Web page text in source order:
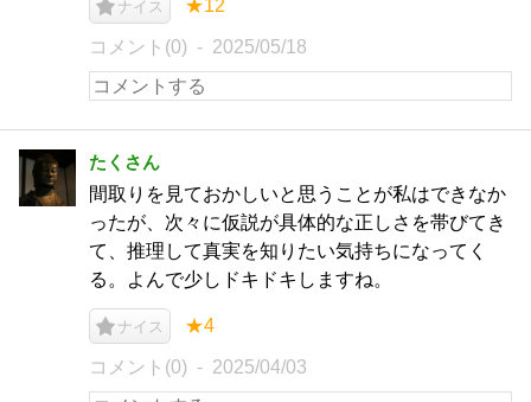
ナイス ★12
コメント(0) 2025/05/18
たくさん
間取りを見ておかしいと思うことが私はできなか
ったが、次々に仮説が具体的な正しさを帯びてき
て、推理して真実を知りたい気持ちになってく
る。よんで少しドキドキしますね。
ナイス ★4
コメント(0) 2025/04/03